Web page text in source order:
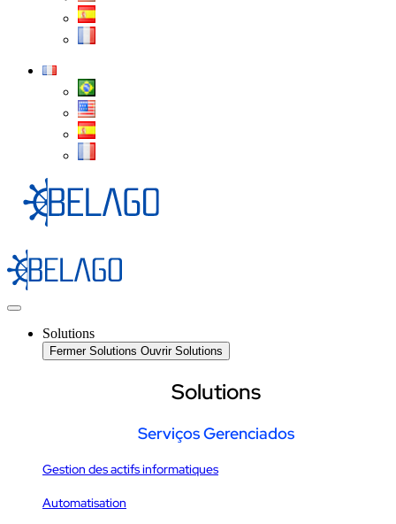
Solutions
Fermer Solutions Ouvrir Solutions
Solutions
Serviços Gerenciados
Gestion des actifs informatiques
Automatisation